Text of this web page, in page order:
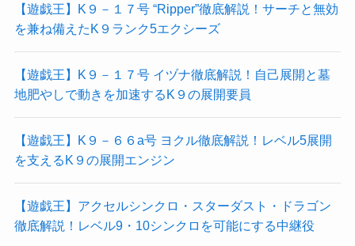
【遊戯王】K９－１７号 “Ripper”徹底解説！サーチと無効
を兼ね備えたK９ランク5エクシーズ
【遊戯王】K９－１７号 イヅナ徹底解説！自己展開と墓
地肥やしで動きを加速するK９の展開要員
【遊戯王】K９－６６a号 ヨクル徹底解説！レベル5展開
を支えるK９の展開エンジン
【遊戯王】アクセルシンクロ・スターダスト・ドラゴン
徹底解説！レベル9・10シンクロを可能にする中継役